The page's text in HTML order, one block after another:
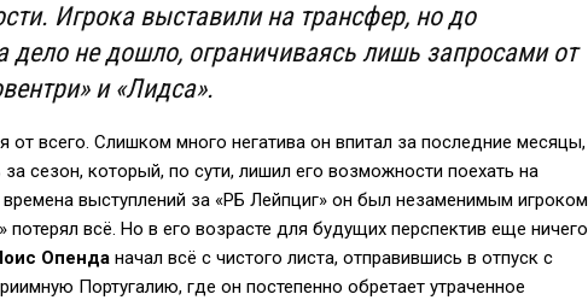
Игрока выставили на трансфер, но до
не дошло, ограничиваясь лишь запросами от
и «Лидса».
всего. Слишком много негатива он впитал за последние месяцы,
сезон, который, по сути, лишил его возможности поехать на
выступлений за «РБ Лейпциг» он был незаменимым игроком
всё. Но в его возрасте для будущих перспектив еще ничего
Опенда начал всё с чистого листа, отправившись в отпуск с
Португалию, где он постепенно обретает утраченное